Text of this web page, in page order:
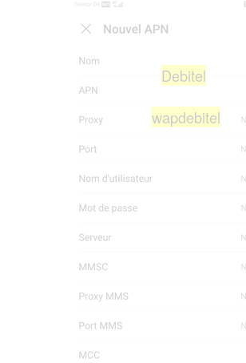
wapdebitel
Debitel